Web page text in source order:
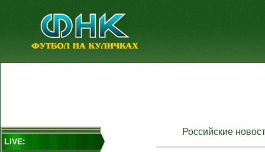
LIVE:
Российские